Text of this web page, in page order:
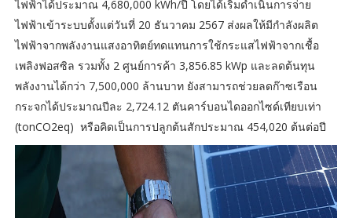
ไฟฟ้าได้ประมาณ 4,680,000 kWh/ปี โดยได้เริ่มดำเนินการจ่าย
ไฟฟ้าเข้าระบบตั้งแต่วันที่ 20 ธันวาคม 2567 ส่งผลให้มีกำลังผลิต
ไฟฟ้าจากพลังงานแสงอาทิตย์ทดแทนการใช้กระแสไฟฟ้าจากเชื้อ
เพลิงฟอสซิล รวมทั้ง 2 ศูนย์การค้า 3,856.85 kWp และลดต้นทุน
พลังงานได้กว่า 7,500,000 ล้านบาท ยังสามารถช่วยลดก๊าซเรือน
กระจกได้ประมาณปีละ 2,724.12 ตันคาร์บอนไดออกไซด์เทียบเท่า
(tonCO2eq) หรือคิดเป็นการปลูกต้นสักประมาณ 454,020 ต้นต่อปี